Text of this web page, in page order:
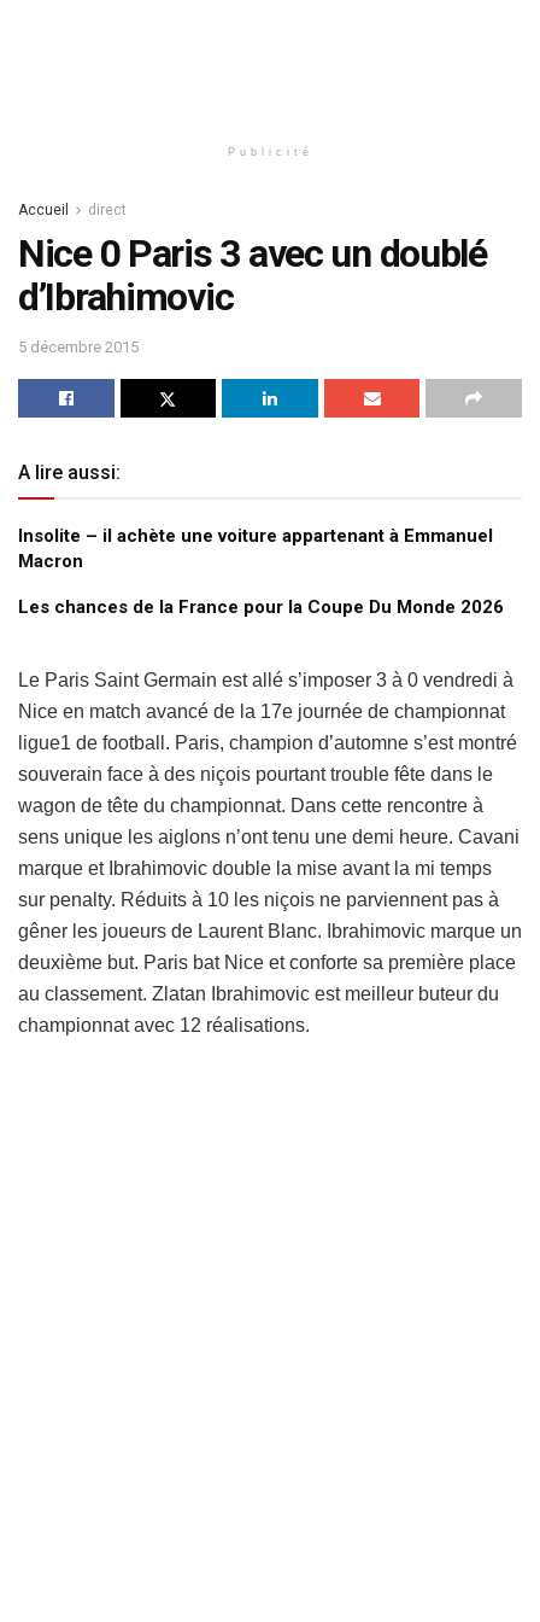
Publicité
Accueil direct
Nice 0 Paris 3 avec un doublé
d’Ibrahimovic
5 décembre 2015
A lire aussi:
Insolite – il achète une voiture appartenant à Emmanuel
Macron
Les chances de la France pour la Coupe Du Monde 2026
Le Paris Saint Germain est allé s’imposer 3 à 0 vendredi à
Nice en match avancé de la 17e journée de championnat
ligue1 de football. Paris, champion d’automne s’est montré
souverain face à des niçois pourtant trouble fête dans le
wagon de tête du championnat. Dans cette rencontre à
sens unique les aiglons n’ont tenu une demi heure. Cavani
marque et Ibrahimovic double la mise avant la mi temps
sur penalty. Réduits à 10 les niçois ne parviennent pas à
gêner les joueurs de Laurent Blanc. Ibrahimovic marque un
deuxième but. Paris bat Nice et conforte sa première place
au classement. Zlatan Ibrahimovic est meilleur buteur du
championnat avec 12 réalisations.